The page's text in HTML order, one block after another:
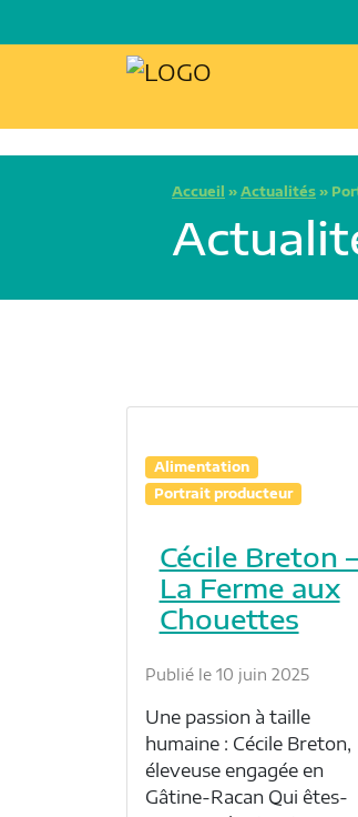
Accueil » Actualités »
Alimentation
Portrait producteur
Cécile Breton –
La Ferme aux
Chouettes
Publié le 10 juin 2025
Une passion à taille
humaine : Cécile Breton,
éleveuse engagée en
Gâtine-Racan Qui êtes-